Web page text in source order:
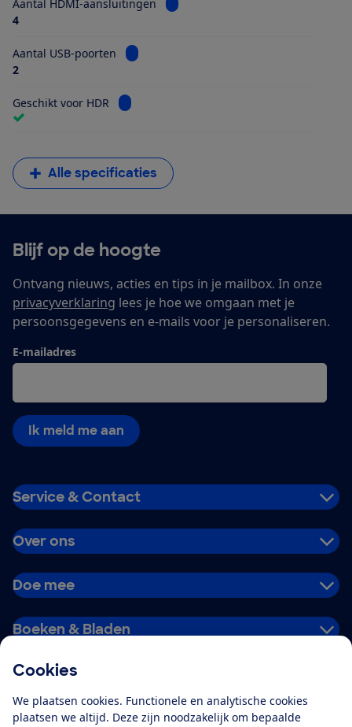
Cookies
We plaatsen cookies. Functionele en analytische cookies
plaatsen we altijd. Deze zijn noodzakelijk om bepaalde
Aantal HDMI-aansluitingen
4
Aantal USB-poorten
Bekijk informatie voor Aantal USB-poorten
2
Geschikt voor HDR Bekijk informatie voor Geschikt voor HDR
Alle specificaties
Blijf op de hoogte
Ontvang nieuws, acties en tips in je mailbox. In onze
privacyverklaring lees je hoe we omgaan met je
persoonsgegevens en e-mails voor je personaliseren.
E-mailadres
Ik meld me aan
Service & Contact
Over ons
Doe mee
Boeken & Bladen